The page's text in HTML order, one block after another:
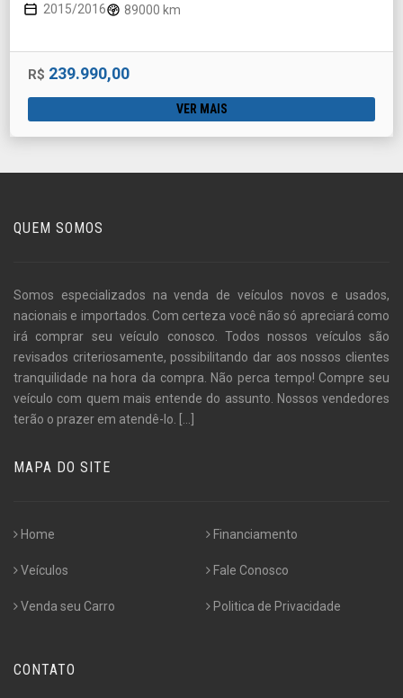
2015/2016 89000 km
R$ 239.990,00
VER MAIS
QUEM SOMOS
Somos especializados na venda de veículos novos e usados,
nacionais e importados. Com certeza você não só apreciará como
irá comprar seu veículo conosco. Todos nossos veículos são
revisados criteriosamente, possibilitando dar aos nossos clientes
tranquilidade na hora da compra. Não perca tempo! Compre seu
veículo com quem mais entende do assunto. Nossos vendedores
terão o prazer em atendê-lo.
MAPA DO SITE
Home
Veículos
Venda seu Carro
Financiamento
Fale Conosco
Politica de Privacidade
CONTATO